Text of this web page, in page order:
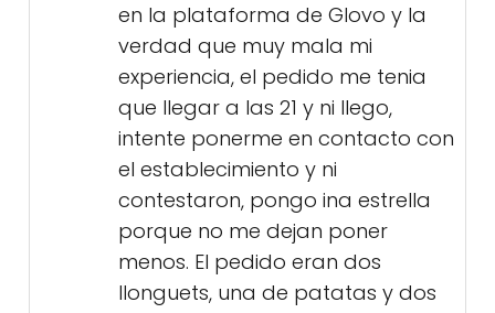
en la plataforma de Glovo y la
verdad que muy mala mi
experiencia, el pedido me tenia
que llegar a las 21 y ni llego,
intente ponerme en contacto con
el establecimiento y ni
contestaron, pongo ina estrella
porque no me dejan poner
menos. El pedido eran dos
llonguets, una de patatas y dos